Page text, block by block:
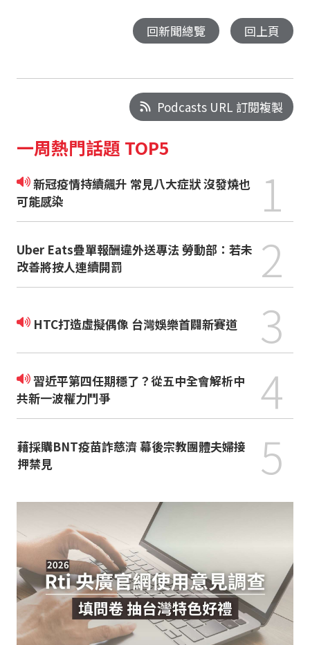
回新聞總覽 回上頁
Podcasts URL 訂閱複製
一周熱門話題 TOP5
新冠疫情持續飆升 常見八大症狀 沒發燒也
可能感染
1
Uber Eats疊單報酬違外送專法 勞動部：若未
改善將按人連續開罰
2
HTC打造虛擬偶像 台灣娛樂首闢新賽道 3
習近平第四任期穩了？從五中全會解析中
共新一波權力鬥爭
4
藉採購BNT疫苗詐慈濟 幕後宗教團體夫婦接
押禁見
5